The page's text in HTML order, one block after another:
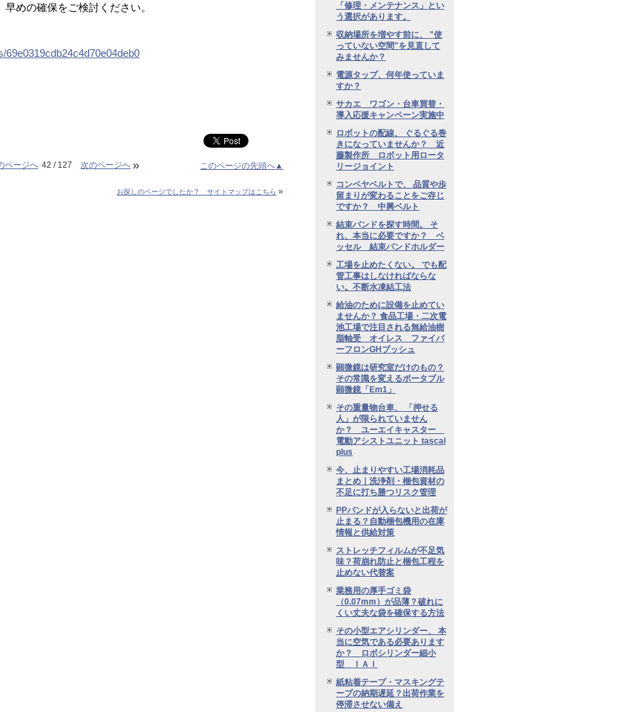
めの確保をご検討ください。
69e0319cdb24c4d70e04deb0
ページへ 42 / 127 次のページへ » このページの先頭へ▲
お探しのページでしたか？ サイトマップはこちら »
「修理・メンテナンス」とい
う選択があります。
収納場所を増やす前に、 "使
っていない空間"を見直して
みませんか？
電源タップ、何年使っていま
すか？
サカエ ワゴン・台車買替・
導入応援キャンペーン実施中
ロボットの配線、 ぐるぐる巻
きになっていませんか？ 近
藤製作所 ロボット用ロータ
リージョイント
コンベヤベルトで、 品質や歩
留まりが変わることをご存じ
ですか？ 中興ベルト
結束バンドを探す時間。 そ
れ、本当に必要ですか？ ベ
ッセル 結束バンドホルダー
工場を止めたくない。 でも配
管工事はしなければならな
い。不断水凍結工法
給油のために設備を止めてい
ませんか？ 食品工場・二次電
池工場で注目される無給油樹
脂軸受 オイレス ファイバ
ーフロンGHブッシュ
顕微鏡は研究室だけのもの？
その常識を変えるポータブル
顕微鏡「Em1」
その重量物台車、 「押せる
人」が限られていません
か？ ユーエイキャスター
電動アシストユニット tascal
plus
今、止まりやすい工場消耗品
まとめ｜洗浄剤・梱包資材の
不足に打ち勝つリスク管理
PPバンドが入らないと出荷が
止まる？自動梱包機用の在庫
情報と供給対策
ストレッチフィルムが不足気
味？荷崩れ防止と梱包工程を
止めない代替案
業務用の厚手ゴミ袋
（0.07mm）が品薄？破れに
くい丈夫な袋を確保する方法
その小型エアシリンダー、 本
当に空気である必要あります
か？ ロボシリンダー細小
型 ＩＡＩ
紙粘着テープ・マスキングテ
ープの納期遅延？出荷作業を
停滞させない備え